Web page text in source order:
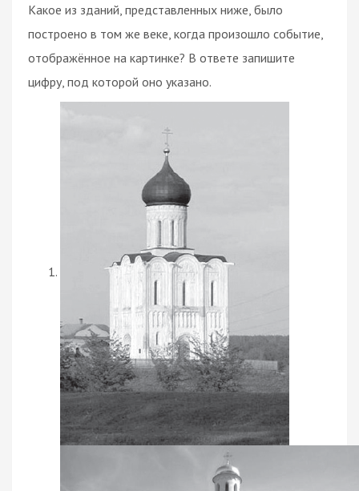
Какое из зданий, представленных ниже, было
построено в том же веке, когда произошло событие,
отображённое на картинке? В ответе запишите
цифру, под которой оно указано.